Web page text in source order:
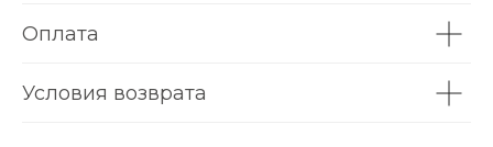
Оплата
Условия возврата